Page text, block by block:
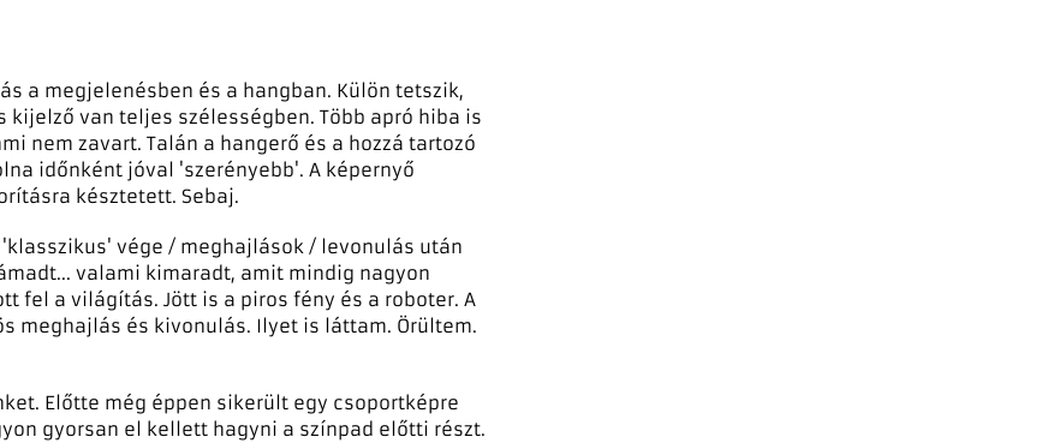
a megjelenésben és a hangban. Külön tetszik,
van teljes szélességben. Több apró hiba is
nem zavart. Talán a hangerő és a hozzá tartozó
időnként jóval 'szerényebb'. A képernyő
késztetett. Sebaj.
vége / meghajlások / levonulás után
valami kimaradt, amit mindig nagyon
fel a világítás. Jött is a piros fény és a roboter. A
meghajlás és kivonulás. Ilyet is láttam. Örültem.
Előtte még éppen sikerült egy csoportképre
gyorsan el kellett hagyni a színpad előtti részt.